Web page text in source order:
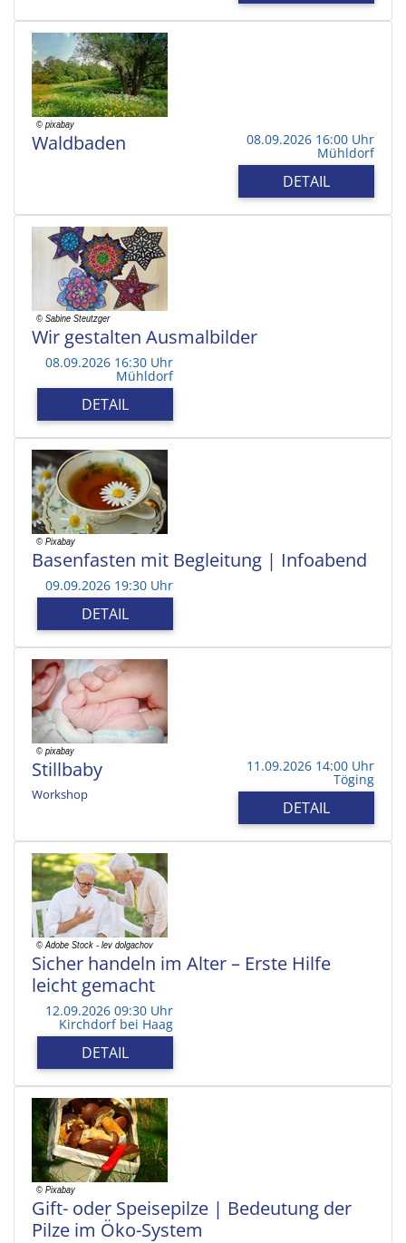
Waldbaden 08.09.2026 16:00 Uhr
Mühldorf
DETAIL
Wir gestalten Ausmalbilder
08.09.2026 16:30 Uhr
Mühldorf
DETAIL
Basenfasten mit Begleitung | Infoabend
09.09.2026 19:30 Uhr
DETAIL
Stillbaby
Workshop
11.09.2026 14:00 Uhr
Töging
DETAIL
Sicher handeln im Alter – Erste Hilfe
leicht gemacht
12.09.2026 09:30 Uhr
Kirchdorf bei Haag
DETAIL
Gift- oder Speisepilze | Bedeutung der
Pilze im Öko-System